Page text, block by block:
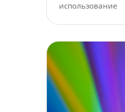
использование